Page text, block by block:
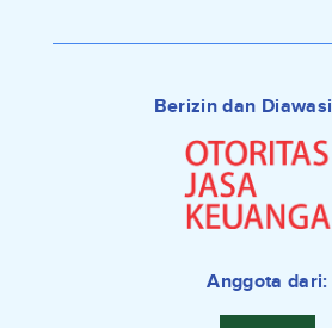
Berizin dan
Anggota dari: